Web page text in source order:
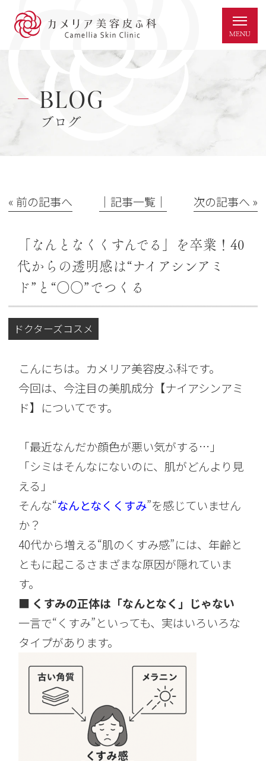
BLOG
ブログ
« 前の記事へ │記事一覧│ 次の記事へ »
「なんとなくくすんでる」を卒業！40
代からの透明感は“ナイアシンアミ
ド”と“○○”でつくる
ドクターズコスメ
こんにちは。カメリア美容皮ふ科です。
今回は、今注目の美肌成分【ナイアシンアミ
ド】についてです。
「最近なんだか顔色が悪い気がする…」
「シミはそんなにないのに、肌がどんより見
える」
そんな“なんとなくくすみ”を感じていません
か？
40代から増える“肌のくすみ感”には、年齢と
ともに起こるさまざまな原因が隠れていま
す。
■ くすみの正体は「なんとなく」じゃない
一言で“くすみ”といっても、実はいろいろな
タイプがあります。